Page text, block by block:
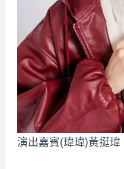
演出嘉賓(瑋瑋)黃挺